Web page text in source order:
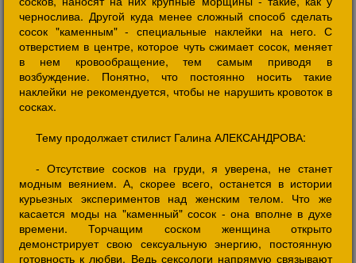
чернослива. Другой куда менее сложный способ сделать
сосок "каменным" - специальные наклейки на него. С
отверстием в центре, которое чуть сжимает сосок, меняет
в нем кровообращение, тем самым приводя в
возбуждение. Понятно, что постоянно носить такие
наклейки не рекомендуется, чтобы не нарушить кровоток в
сосках.
Тему продолжает стилист Галина АЛЕКСАНДРОВА:
- Отсутствие сосков на груди, я уверена, не станет
модным веянием. А, скорее всего, останется в истории
курьезных экспериментов над женским телом. Что же
касается моды на "каменный" сосок - она вполне в духе
времени. Торчащим соском женщина открыто
демонстрирует свою сексуальную энергию, постоянную
готовность к любви. Ведь сексологи напрямую связывают